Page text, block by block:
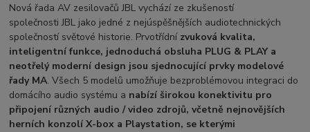
Nová řada AV zesilovačů JBL vychází ze zkušeností
společnosti JBL jako jedné z nejúspěšnějších audiotechnických
společností světové historie. Prvotřídní zvuková kvalita,
inteligentní funkce, jednoduchá obsluha PLUG & PLAY a
neotřelý moderní design jsou sjednocující prvky modelové
řady MA. Všech 5 modelů umožňuje bezproblémovou integraci do
domácího audio systému a nabízí širokou konektivitu pro
připojení různých audio / video zdrojů, včetně nejnovějších
herních konzolí X-box a Playstation, se kterými